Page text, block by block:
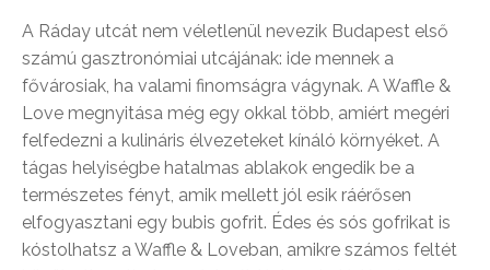
A Ráday utcát nem véletlenül nevezik Budapest első
számú gasztronómiai utcájának: ide mennek a
fővárosiak, ha valami finomságra vágynak. A Waffle &
Love megnyitása még egy okkal több, amiért megéri
felfedezni a kulináris élvezeteket kínáló környéket. A
tágas helyiségbe hatalmas ablakok engedik be a
természetes fényt, amik mellett jól esik ráérősen
elfogyasztani egy bubis gofrit. Édes és sós gofrikat is
kóstolhatsz a Waffle & Loveban, amikre számos feltét